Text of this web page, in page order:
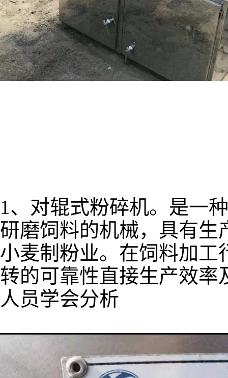
1、对辊式粉碎机。是一
研磨饲料的机械，具有生
小麦制粉业。在饲料加
转的可靠性直接生产效率
人员学会分析